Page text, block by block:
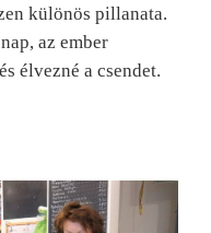
különös pillanata.
az ember
élvezné a csendet.